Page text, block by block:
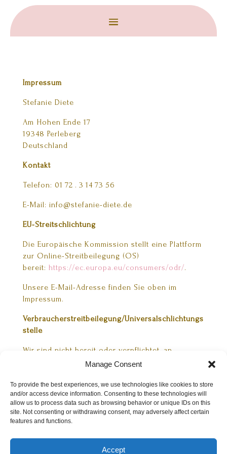
Manage Consent
To provide the best experiences, we use technologies like cookies to store
and/or access device information. Consenting to these technologies will
allow us to process data such as browsing behavior or unique IDs on this
site. Not consenting or withdrawing consent, may adversely affect certain
features and functions.
Accept
Impressum
Stefanie Diete
Am Hohen Ende 17
19348 Perleberg
Deutschland
Kontakt
Telefon: 01 72 . 3 14 73 56
E-Mail: info@stefanie-diete.de
EU-Streitschlichtung
Die Europäische Kommission stellt eine Plattform
zur Online-Streitbeilegung (OS)
bereit: https://ec.europa.eu/consumers/odr/.
Unsere E-Mail-Adresse finden Sie oben im
Impressum.
Verbraucherstreitbeilegung/Universalschlichtungs
stelle
Wir sind nicht bereit oder verpflichtet, an
Streitbeilegungsverfahren vor einer
Quelle: eRecht24